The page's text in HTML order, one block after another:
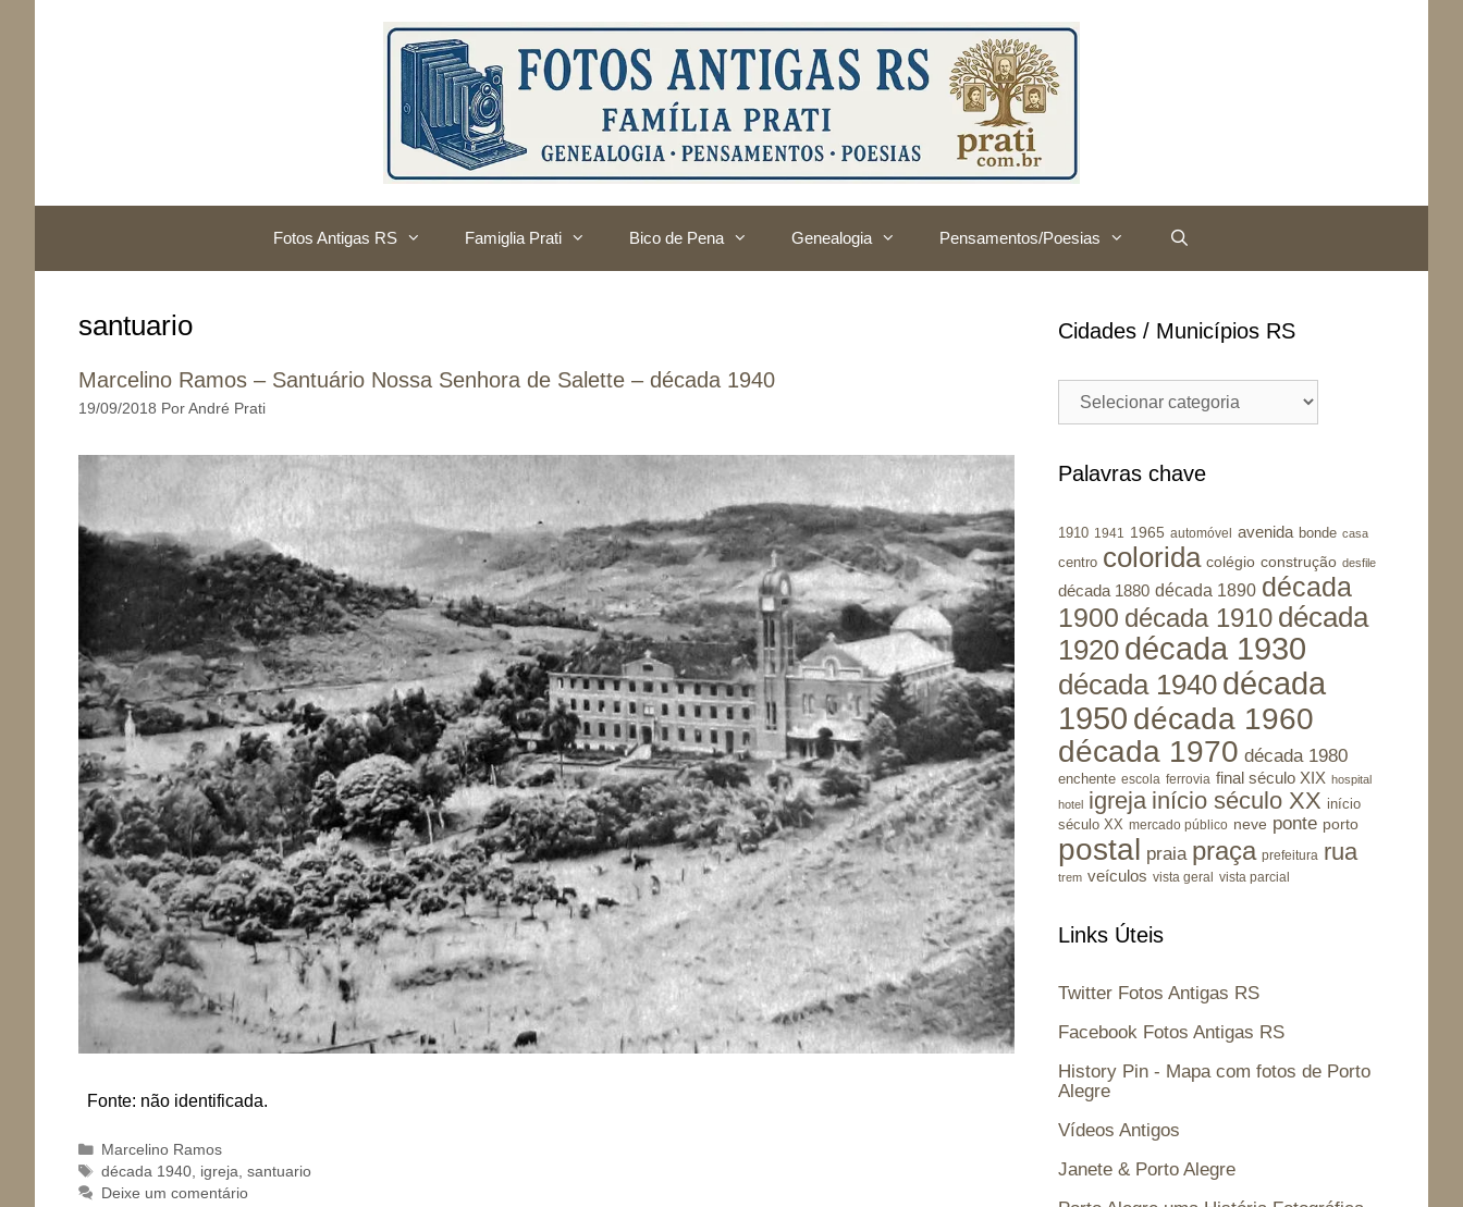
Fotos Antigas RS Famiglia Prati Bico de Pena Genealogia Pensamentos/Poesias
santuario
Marcelino Ramos – Santuário Nossa Senhora de Salette – década 1940
19/09/2018 Por André Prati
Fonte: não identificada.
Categorias
Marcelino Ramos
Tags
década 1940, igreja,santuario
Deixe um comentário
Cidades / Municípios RS
Municípios
Palavras chave
1910 1941 1965 automóvel avenida bonde casa
centro colorida colégio construção desfile
década 1880 década 1890 década
1900 década 1910 década
1920 década 1930
década 1940 década
1950 década 1960
década 1970 década 1980
enchente escola ferrovia final século XIX hospital
hotel
igreja início século XX início
século XX mercado público neve ponte porto
postal praia praça prefeitura rua
trem veículos vista geral vista parcial
Links Úteis
Twitter Fotos Antigas RS
Facebook Fotos Antigas RS
History Pin - Mapa com fotos de Porto
Alegre
Vídeos Antigos
Janete & Porto Alegre